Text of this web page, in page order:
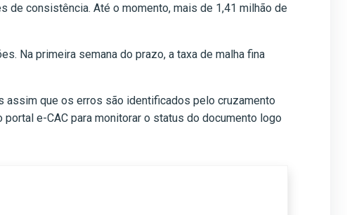
de consistência. Até o momento, mais de 1,41 milhão de
Na primeira semana do prazo, a taxa de malha fina
assim que os erros são identificados pelo cruzamento
e-CAC para monitorar o status do documento logo